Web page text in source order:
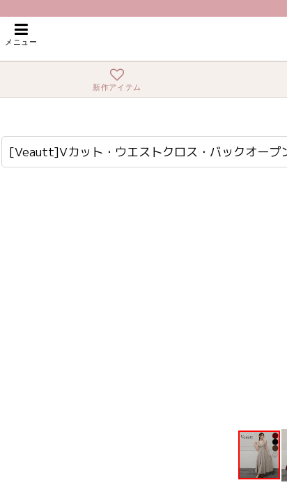
メニュー
新作アイテム
ホーム > ロング・マキシ > [Veautt]Vカット・ウエストクロス・バックオ
[Veautt]Vカット・ウエストクロス・バックオープ